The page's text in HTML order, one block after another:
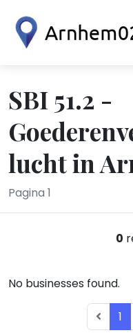
SBI 51.2 -
lucht in
Pagina 1
0
No businesses found.
1